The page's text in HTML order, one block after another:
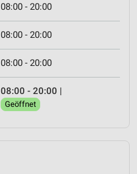
08:00 - 20:00
08:00 - 20:00
08:00 - 20:00
08:00 - 20:00 |
Geöffnet